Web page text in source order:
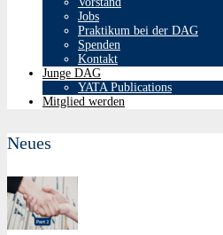
Jobs
Praktikum bei der DAG
Spenden
Kontakt
Junge DAG
YATA Publications
Mitglied werden
Neues